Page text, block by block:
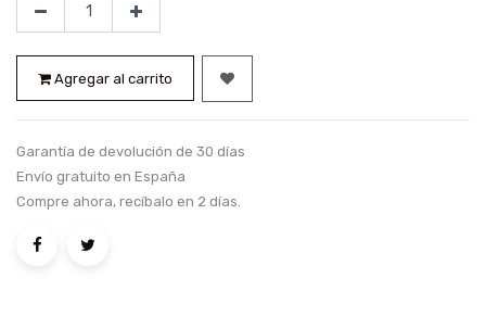
Agregar al carrito
Garantía de devolución de 30 días
Envío gratuito en España
Compre ahora, recíbalo en 2 días.